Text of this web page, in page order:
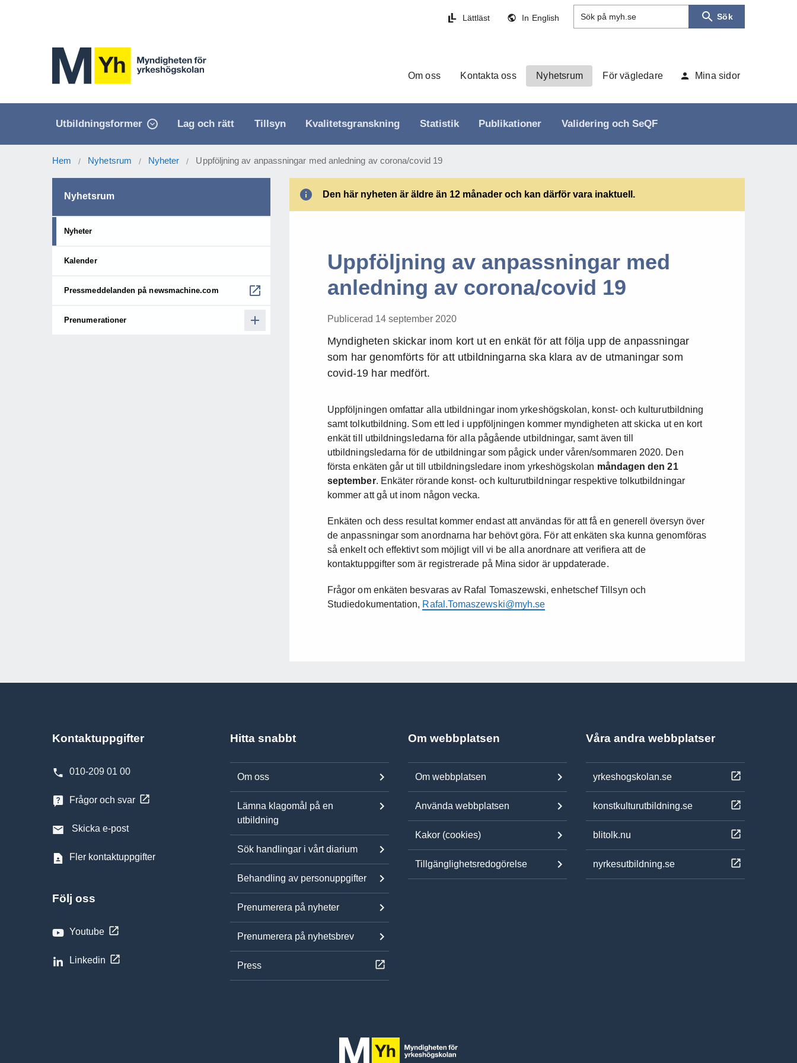
Lättläst In English Sök på myh.se Sök
Om oss Kontakta oss Nyhetsrum För vägledare Mina sidor
Utbildningsformer Lag och rätt Tillsyn Kvalitetsgranskning Statistik Publikationer Validering och SeQF
Hem / Nyhetsrum / Nyheter / Uppföljning av anpassningar med anledning av corona/covid 19
Den här nyheten är äldre än 12 månader och kan därför vara inaktuell.
Uppföljning av anpassningar med
anledning av corona/covid 19
Publicerad 14 september 2020
Myndigheten skickar inom kort ut en enkät för att följa upp de anpassningar
som har genomförts för att utbildningarna ska klara av de utmaningar som
covid-19 har medfört.
Uppföljningen omfattar alla utbildningar inom yrkeshögskolan, konst- och kulturutbildning
samt tolkutbildning. Som ett led i uppföljningen kommer myndigheten att skicka ut en kort
enkät till utbildningsledarna för alla pågående utbildningar, samt även till
utbildningsledarna för de utbildningar som pågick under våren/sommaren 2020. Den
första enkäten går ut till utbildningsledare inom yrkeshögskolan måndagen den 21
september. Enkäter rörande konst- och kulturutbildningar respektive tolkutbildningar
kommer att gå ut inom någon vecka.
Enkäten och dess resultat kommer endast att användas för att få en generell översyn över
de anpassningar som anordnarna har behövt göra. För att enkäten ska kunna genomföras
så enkelt och effektivt som möjligt vill vi be alla anordnare att verifiera att de
kontaktuppgifter som är registrerade på Mina sidor är uppdaterade.
Frågor om enkäten besvaras av Rafal Tomaszewski, enhetschef Tillsyn och
Studiedokumentation, Rafal.Tomaszewski@myh.se
Nyhetsrum
Nyheter
Kalender
Pressmeddelanden på newsmachine.com
Prenumerationer
Kontaktuppgifter
010-209 01 00
Frågor och svar
Skicka e-post
Fler kontaktuppgifter
Följ oss
Youtube
Linkedin
Hitta snabbt
Om oss
Lämna klagomål på en
utbildning
Sök handlingar i vårt diarium
Behandling av personuppgifter
Prenumerera på nyheter
Prenumerera på nyhetsbrev
Press
Om webbplatsen
Om webbplatsen
Använda webbplatsen
Kakor (cookies)
Tillgänglighetsredogörelse
Våra andra webbplatser
yrkeshogskolan.se
konstkulturutbildning.se
blitolk.nu
nyrkesutbildning.se